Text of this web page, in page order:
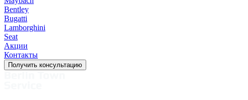
Bentley
Bugatti
Lamborghini
Seat
Акции
Контакты
Получить консультацию